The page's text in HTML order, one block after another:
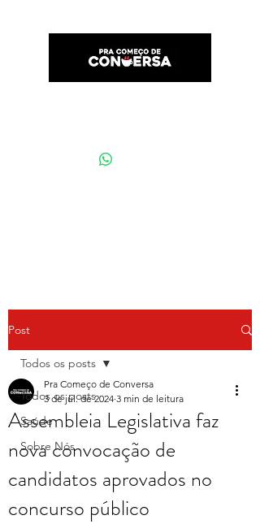
Post
Todos os posts
Saúde
Sobre Nós
Todos os posts
Assembleia Legislativa faz
nova convocação de
candidatos aprovados no
concurso público
Pra Começo de Conversa
3 de jul. de 2024 3 min de leitura